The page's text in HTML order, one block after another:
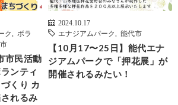
ク
ボラ
市民活動
ンティ
くり カ
れるみ
2024.10.17
エナジアムパーク
能代市
【10月17〜25日】能代エナ
ジアムパークで「押花展」が
開催されるみたい！